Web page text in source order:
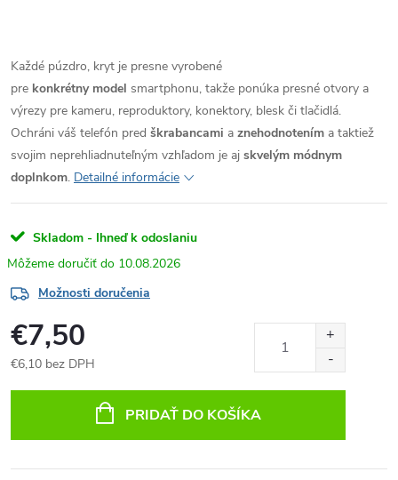
Každé púzdro, kryt je presne vyrobené
pre konkrétny model smartphonu, takže ponúka presné otvory a
výrezy pre kameru, reproduktory, konektory, blesk či tlačidlá.
Ochráni váš telefón pred škrabancami a znehodnotením a taktiež
svojim neprehliadnuteľným vzhľadom je aj skvelým módnym
doplnkom. Detailné informácie
Skladom - Ihneď k odoslaniu
10.08.2026
Možnosti doručenia
€7,50
€6,10 bez DPH
PRIDAŤ DO KOŠÍKA